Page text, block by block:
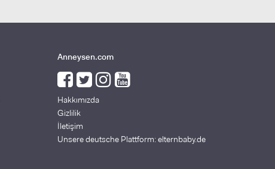
Anneysen.com
Hakkımızda
Gizlilik
İletişim
Unsere deutsche Plattform: elternbaby.de